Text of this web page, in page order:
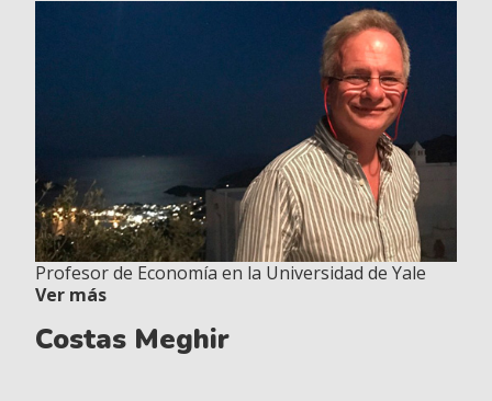
Profesor de Economía en la Universidad de Yale
Ver más
Costas Meghir